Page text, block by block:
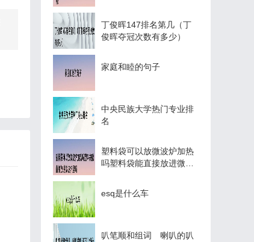
丁俊晖147排名第几（丁
俊晖夺冠次数有多少）
家庭和睦的句子
中央民族大学热门专业排
名
塑料袋可以放微波炉加热
吗塑料袋能直接放进微波
esq是什么车
叭笔顺和组词 喇叭的叭